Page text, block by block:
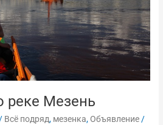
реке Мезень
/ Всё подряд, мезенка, Объявление /